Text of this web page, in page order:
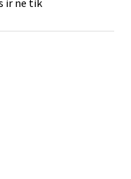
ir ne tik